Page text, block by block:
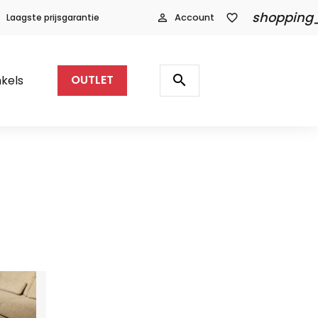
Laagste prijsgarantie person_outline Account favorite_border
OUTLET
Producten
zoeken
search